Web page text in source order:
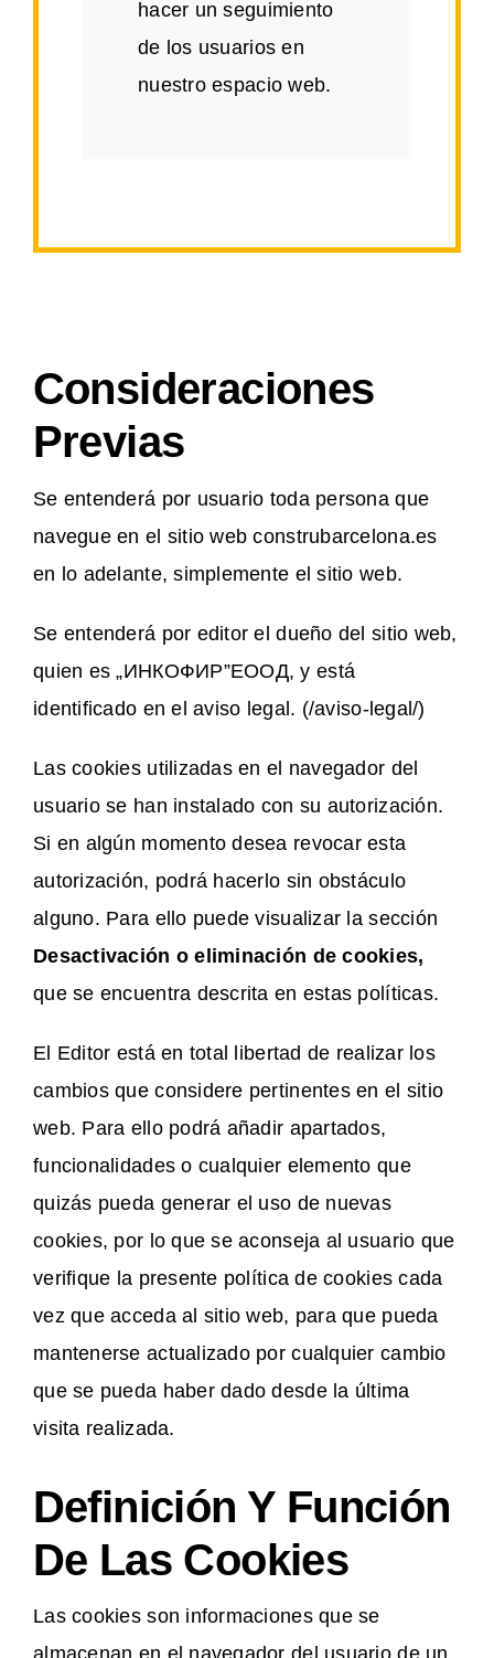
hacer un seguimiento
de los usuarios en
nuestro espacio web.
Consideraciones
Previas
Se entenderá por usuario toda persona que
navegue en el sitio web construbarcelona.es
en lo adelante, simplemente el sitio web.
Se entenderá por editor el dueño del sitio web,
quien es „ИНКОФИР”EООД, y está
identificado en el aviso legal. (/aviso-legal/)
Las cookies utilizadas en el navegador del
usuario se han instalado con su autorización.
Si en algún momento desea revocar esta
autorización, podrá hacerlo sin obstáculo
alguno. Para ello puede visualizar la sección
Desactivación o eliminación de cookies,
que se encuentra descrita en estas políticas.
El Editor está en total libertad de realizar los
cambios que considere pertinentes en el sitio
web. Para ello podrá añadir apartados,
funcionalidades o cualquier elemento que
quizás pueda generar el uso de nuevas
cookies, por lo que se aconseja al usuario que
verifique la presente política de cookies cada
vez que acceda al sitio web, para que pueda
mantenerse actualizado por cualquier cambio
que se pueda haber dado desde la última
visita realizada.
Definición Y Función
De Las Cookies
Las cookies son informaciones que se
almacenan en el navegador del usuario de un